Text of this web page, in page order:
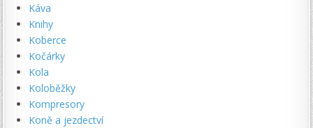
Káva
Knihy
Koberce
Kočárky
Kola
Koloběžky
Kompresory
Koně a jezdectví